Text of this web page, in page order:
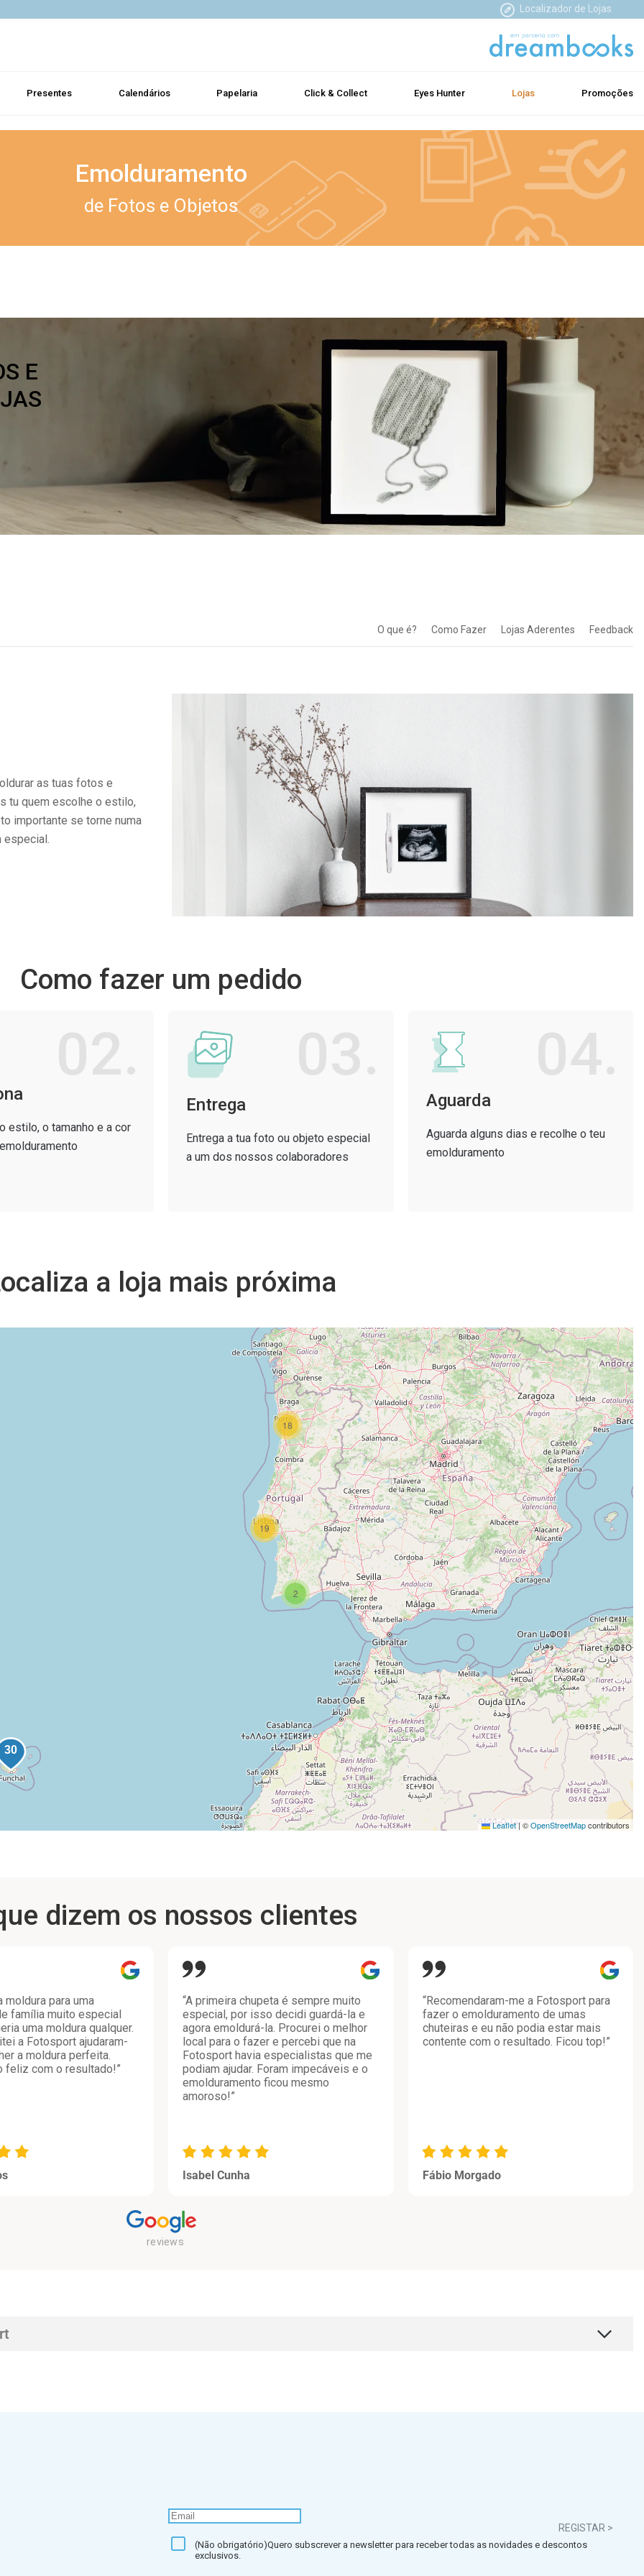
Localizador de Lojas
Presentes Calendários Papelaria Click & Collect Eyes Hunter Lojas Promoções
Emolduramento
de Fotos e Objetos
E
O que é? Como Fazer Lojas Aderentes Feedback
as tuas fotos e
tu quem escolhe o estilo,
importante se torne numa
especial.
Como fazer um pedido
estilo, o tamanho e a cor
Entrega
Entrega a tua foto ou objeto especial
a um dos nossos colaboradores
Aguarda
Aguarda alguns dias e recolhe o teu
emolduramento
a loja mais próxima
2
18
19
Leaflet|©OpenStreetMapcontributors
dizem os nossos clientes
moldura para uma
família muito especial
uma moldura qualquer.
a Fotosport ajudaram-
a moldura perfeita.
feliz com o resultado!”
“A primeira chupeta é sempre muito
especial, por isso decidi guardá-la e
agora emoldurá-la. Procurei o melhor
local para o fazer e percebi que na
Fotosport havia especialistas que me
podiam ajudar. Foram impecáveis e o
emolduramento ficou mesmo
amoroso!”
Isabel Cunha
“Recomendaram-me a Fotosport para
fazer o emolduramento de umas
chuteiras e eu não podia estar mais
contente com o resultado. Ficou top!”
Fábio Morgado
REGISTAR >
(Não obrigatório)Quero subscrever a newsletter para receber todas as novidades e descontos
exclusivos.